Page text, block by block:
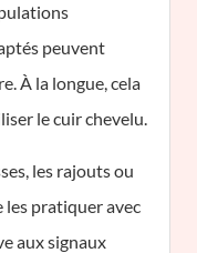
peuvent
À la longue, cela
le cuir chevelu.
les rajouts ou
les pratiquer avec
aux signaux